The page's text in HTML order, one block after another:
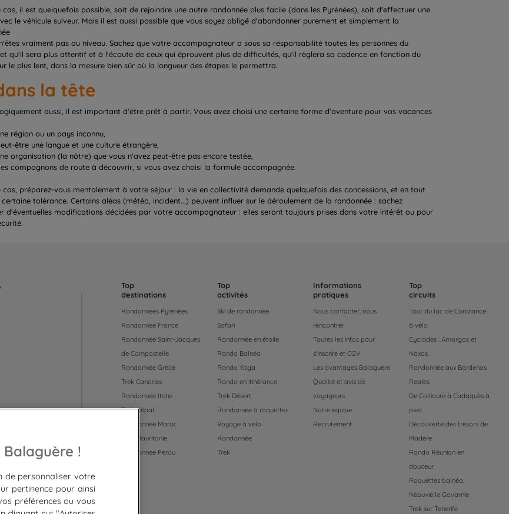
cas, il est quelquefois possible, soit de rejoindre une autre randonnée plus facile (dans les Pyrénées), soit d'effectuer une
le véhicule suiveur. Mais il est aussi possible que vous soyez obligé d'abandonner purement et simplement la
vraiment pas au niveau. Sachez que votre accompagnateur a sous sa responsabilité toutes les personnes du
qu'il sera plus attentif et à l'écoute de ceux qui éprouvent plus de difficultés, qu'il règlera sa cadence en fonction du
le plus lent, dans la mesure bien sûr où la longueur des étapes le permettra.
la tête
aussi, il est important d'être prêt à partir. Vous avez choisi une certaine forme d'aventure pour vos vacances
région ou un pays inconnu,
être une langue et une culture étrangère,
organisation (la nôtre) que vous n'avez peut-être pas encore testée,
compagnons de route à découvrir, si vous avez choisi la formule accompagnée.
cas, préparez-vous mentalement à votre séjour : la vie en collectivité demande quelquefois des concessions, et en tout
certaine tolérance. Certains aléas (météo, incident...) peuvent influer sur le déroulement de la randonnée : sachez
d'éventuelles modifications décidées par votre accompagnateur : elles seront toujours prises dans votre intérêt ou pour
Top
destinations
Randonnées Pyrénées
Randonnée France
Randonnée Saint-Jacques
de Compostelle
Randonnée Grèce
Trek Canaries
Randonnée Italie
Trek Népal
Randonnée Maroc
Trek Mauritanie
Randonnée Pérou
Top
activités
Ski de randonnée
Safari
Randonnée en étoile
Rando Balnéo
Rando Yoga
Rando en itinérance
Trek Désert
Randonnée à raquettes
Voyage à vélo
Randonnée
Trek
Informations
pratiques
Nous contacter, nous
rencontrer
Toutes les infos pour
s'inscrire et CGV
Les avantages Balaguère
Qualité et avis de
voyageurs
Notre équipe
Recrutement
Top
circuits
Tour du lac de Constance
à vélo
Cyclades : Amorgos et
Naxos
Randonnée aux Bardenas
Reales
De Collioure à Cadaquès à
pied
Découverte des trésors de
Madère
Rando Réunion en
douceur
Raquettes balnéo,
Néouvielle Gavarnie
Trek sur Tenerife
!
de personnaliser votre
pertinence pour ainsi
préférences ou vous